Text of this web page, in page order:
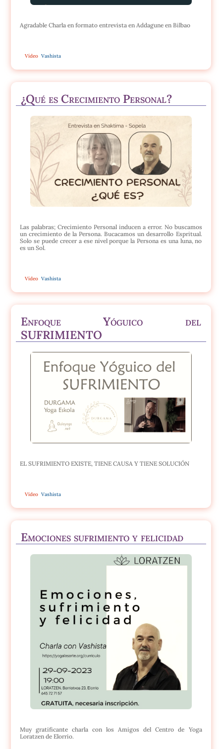
Agradable Charla en formato entrevista en Addagune en Bilbao
Vídeo Vashista
¿Qué es Crecimiento Personal?
Las palabras; Crecimiento Personal inducen a error. No buscamos
un crecimiento de la Persona. Bucacamos un desarrollo Espritual.
Solo se puede crecer a ese nivel porque la Persona es una luna, no
es un Sol.
Vídeo Vashista
Enfoque Yóguico del
SUFRIMIENTO
EL SUFRIMIENTO EXISTE, TIENE CAUSA Y TIENE SOLUCIÓN
Vídeo Vashista
Emociones sufrimiento y felicidad
Muy gratificante charla con los Amigos del Centro de Yoga
Loratzen de Elorrio.